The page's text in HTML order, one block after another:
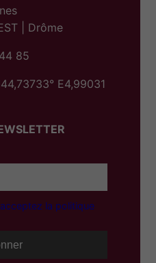
| Drôme
85
E4,99031
la politique